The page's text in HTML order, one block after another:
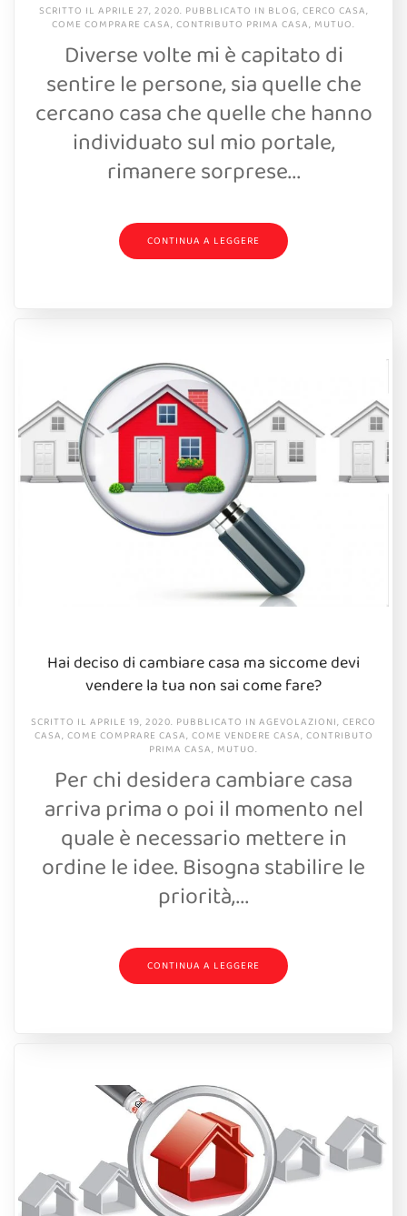
SCRITTO IL APRILE 27, 2020. PUBBLICATO IN BLOG, CERCO CASA,
COME COMPRARE CASA, CONTRIBUTO PRIMA CASA, MUTUO.
Diverse volte mi è capitato di
sentire le persone, sia quelle che
cercano casa che quelle che hanno
individuato sul mio portale,
rimanere sorprese...
CONTINUA A LEGGERE
Hai deciso di cambiare casa ma siccome devi
vendere la tua non sai come fare?
SCRITTO IL APRILE 19, 2020. PUBBLICATO IN AGEVOLAZIONI, CERCO
CASA, COME COMPRARE CASA, COME VENDERE CASA, CONTRIBUTO
PRIMA CASA, MUTUO.
Per chi desidera cambiare casa
arriva prima o poi il momento nel
quale è necessario mettere in
ordine le idee. Bisogna stabilire le
priorità,...
CONTINUA A LEGGERE